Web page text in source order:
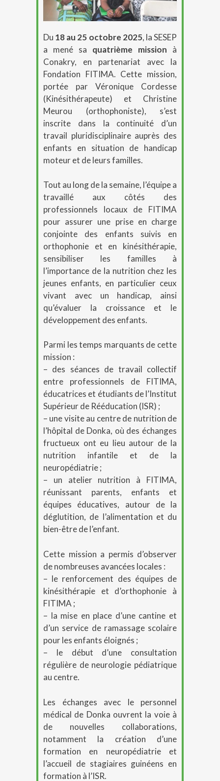
Du 18 au 25 octobre 2025, la SESEP
a mené sa quatrième mission à
Conakry, en partenariat avec la
Fondation FITIMA. Cette mission,
portée par Véronique Cordesse
(Kinésithérapeute) et Christine
Meurou (orthophoniste), s’est
inscrite dans la continuité d’un
travail pluridisciplinaire auprès des
enfants en situation de handicap
moteur et de leurs familles.
Tout au long de la semaine, l’équipe a
travaillé aux côtés des
professionnels locaux de FITIMA
pour assurer une prise en charge
conjointe des enfants suivis en
orthophonie et en kinésithérapie,
sensibiliser les familles à
l’importance de la nutrition chez les
jeunes enfants, en particulier ceux
vivant avec un handicap, ainsi
qu’évaluer la croissance et le
développement des enfants.
Parmi les temps marquants de cette
mission :
– des séances de travail collectif
entre professionnels de FITIMA,
éducatrices et étudiants de l’Institut
Supérieur de Rééducation (ISR) ;
– une visite au centre de nutrition de
l’hôpital de Donka, où des échanges
fructueux ont eu lieu autour de la
nutrition infantile et de la
neuropédiatrie ;
– un atelier nutrition à FITIMA,
réunissant parents, enfants et
équipes éducatives, autour de la
déglutition, de l’alimentation et du
bien-être de l’enfant.
Cette mission a permis d’observer
de nombreuses avancées locales :
– le renforcement des équipes de
kinésithérapie et d’orthophonie à
FITIMA ;
– la mise en place d’une cantine et
d’un service de ramassage scolaire
pour les enfants éloignés ;
– le début d’une consultation
régulière de neurologie pédiatrique
au centre.
Les échanges avec le personnel
médical de Donka ouvrent la voie à
de nouvelles collaborations,
notamment la création d’une
formation en neuropédiatrie et
l’accueil de stagiaires guinéens en
formation à l’ISR.